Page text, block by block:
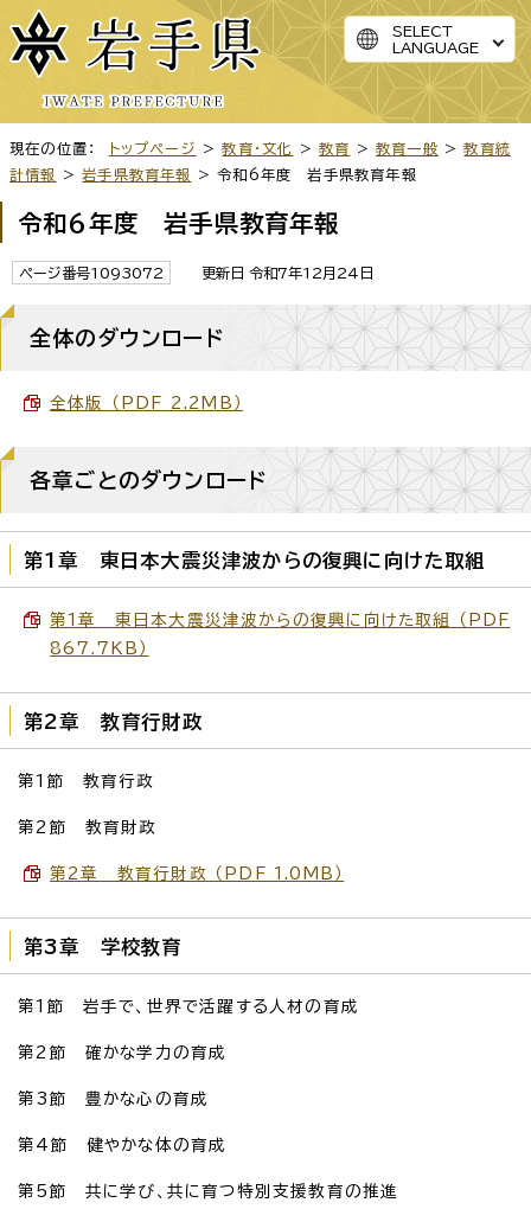
SELECT
LANGUAGE
現在の位置： トップページ >教育・文化 >教育 >教育一般 >教育統
計情報
>岩手県教育年報 > 令和6年度 岩手県教育年報
令和6年度 岩手県教育年報
ページ番号1093072 更新日 令和7年12月24日
全体のダウンロード
全体版 （PDF 2.2MB）
各章ごとのダウンロード
第1章 東日本大震災津波からの復興に向けた取組
第1章 東日本大震災津波からの復興に向けた取組 （PDF
867.7KB）
第2章 教育行財政
第1節 教育行政
第2節 教育財政
第2章 教育行財政 （PDF 1.0MB）
第3章 学校教育
第1節 岩手で、世界で活躍する人材の育成
第2節 確かな学力の育成
第3節 豊かな心の育成
第4節 健やかな体の育成
第5節 共に学び、共に育つ特別支援教育の推進